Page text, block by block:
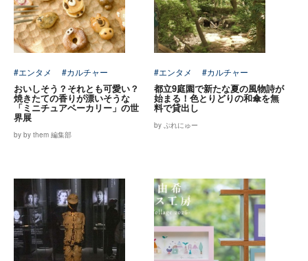
#エンタメ #カルチャー
おいしそう？それとも可愛い？
焼きたての香りが漂いそうな
「ミニチュアベーカリー」の世
界展
by by them 編集部
#エンタメ #カルチャー
都立9庭園で新たな夏の風物詩が
始まる！色とりどりの和傘を無
料で貸出し
by ぷれにゅー